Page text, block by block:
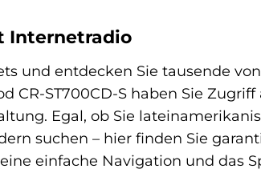
Internetradio
und entdecken Sie tausende
CR-ST700CD-S haben Sie
Egal, ob Sie
suchen – hier finden Sie
einfache Navigation und das